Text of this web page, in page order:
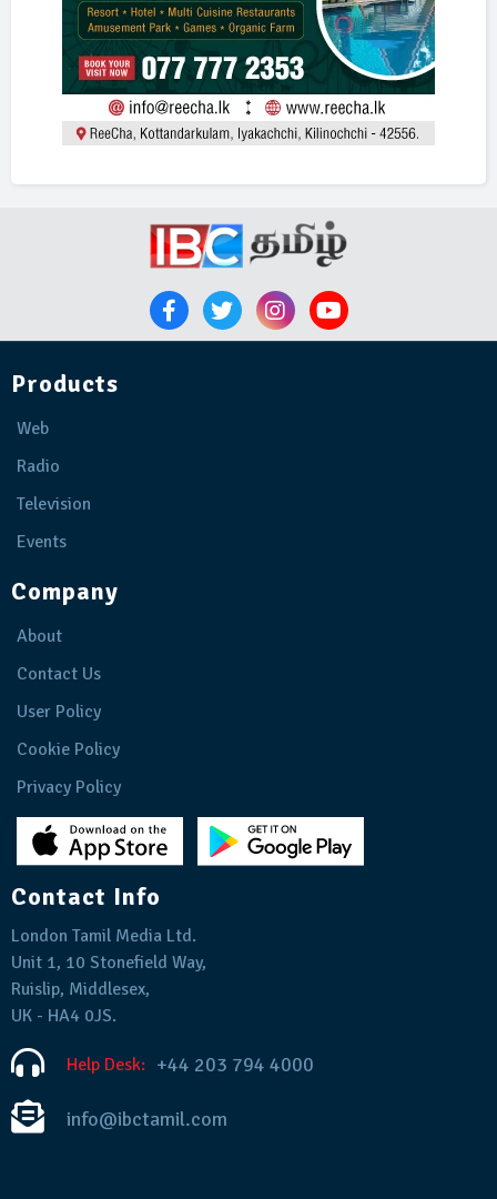
Products
Web
Radio
Television
Events
Company
About
Contact Us
User Policy
Cookie Policy
Privacy Policy
Contact Info
London Tamil Media Ltd.
Unit 1, 10 Stonefield Way,
Ruislip, Middlesex,
UK - HA4 0JS.
Help Desk: +44 203 794 4000
info@ibctamil.com